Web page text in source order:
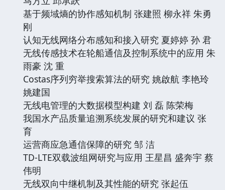
基于频域熵的协作感知机制 张建照 柳永祥 朱勇
刚
认知无线网络分布感知和接入研究 夏婷婷 孙 君
无线传感技术在轮船通信及控制系统中的应用 朱
雨豪 沈 重
Costas序列穷举搜索算法的研究 姚啟航 李艳玲
姚建国
无线电管理的大数据模型构建 刘 磊 陈荣梅
我国水产品质量追溯系统发展的研究和建议 张
育
运营商应急通信保障的研究 邹 洁
TD-LTE双载波组网研究与应用 王星昌 盛奔宇 蔡
伟明
无线双向中继机制及其性能的研究 张起伍